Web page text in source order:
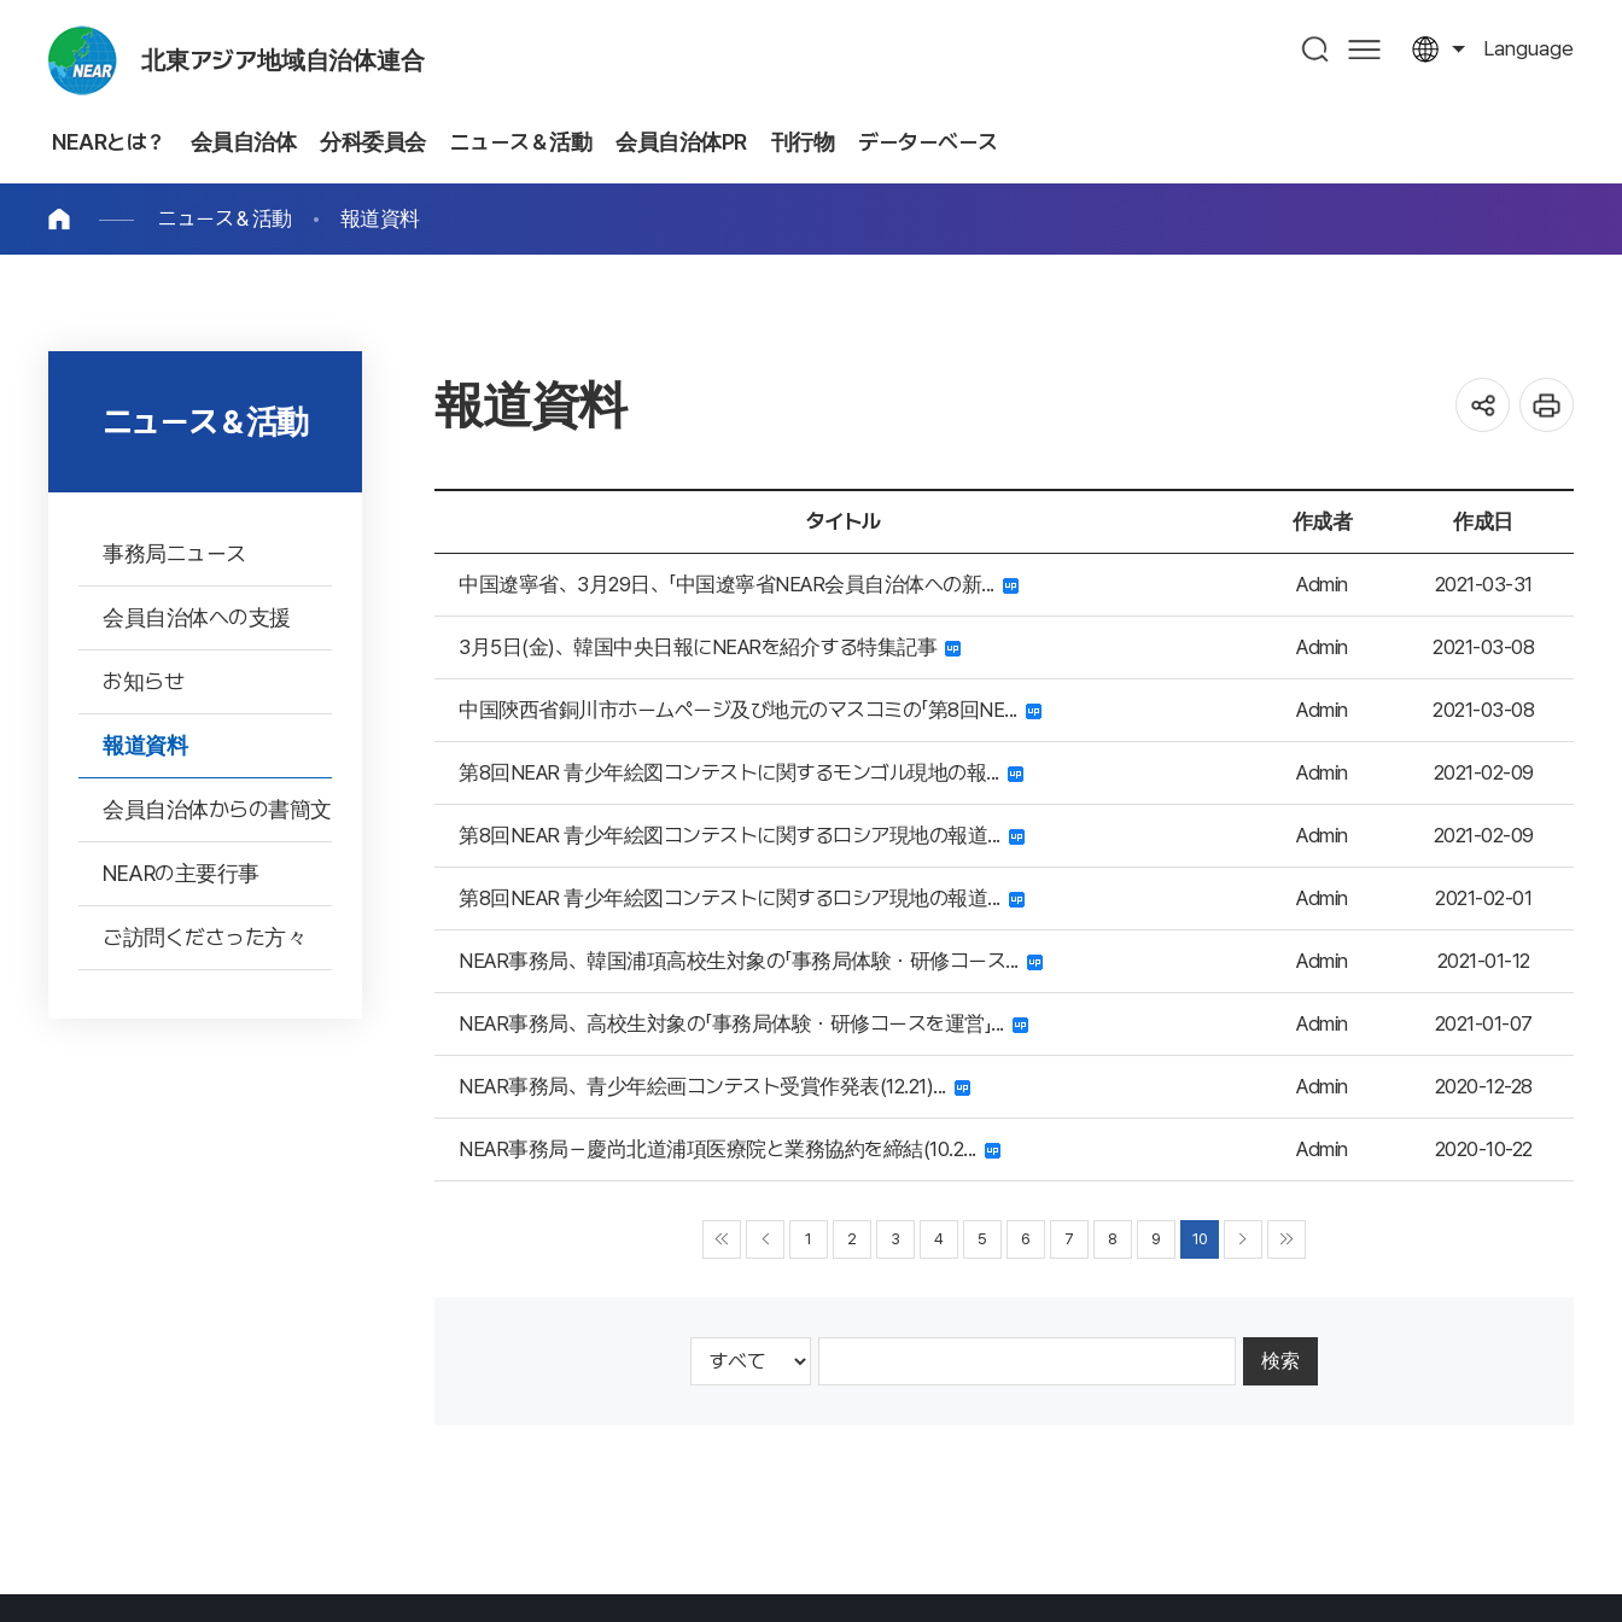
北東アジア地域自治体連合 Language
NEARとは？ 会員自治体 分科委員会 ニュース＆活動 会員自治体PR 刊行物 データーベース
ニュース＆活動 報道資料
ニュース＆活動
事務局ニュース
会員自治体への支援
お知らせ
報道資料
会員自治体からの書簡文
NEARの主要行事
ご訪問くださった方々
報道資料
タイトル 作成者 作成日
中国遼寧省、3月29日、「中国遼寧省NEAR会員自治体への新... Admin 2021-03-31
3月5日(金)、韓国中央日報にNEARを紹介する特集記事 Admin 2021-03-08
中国陝西省銅川市ホームページ及び地元のマスコミの「第8回NE... Admin 2021-03-08
第8回NEAR 青少年絵図コンテストに関するモンゴル現地の報... Admin 2021-02-09
第8回NEAR 青少年絵図コンテストに関するロシア現地の報道... Admin 2021-02-09
第8回NEAR 青少年絵図コンテストに関するロシア現地の報道... Admin 2021-02-01
NEAR事務局、韓国浦項高校生対象の「事務局体験・研修コース... Admin 2021-01-12
NEAR事務局、高校生対象の「事務局体験・研修コースを運営」... Admin 2021-01-07
NEAR事務局、青少年絵画コンテスト受賞作発表(12.21)... Admin 2020-12-28
NEAR事務局－慶尚北道浦項医療院と業務協約を締結(10.2... Admin 2020-10-22
1 2 3 4 5 6 7 8 9 10
検索